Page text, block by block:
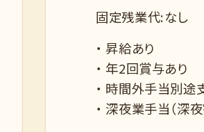
固定残業代:なし
・ 昇給あり
・ 年2回賞与あり
・ 時間外手当別途
・ 深夜業手当（深